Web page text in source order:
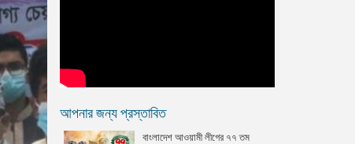
আপনার জন্য প্রস্তাবিত
বাংলাদেশ আওয়ামী লীগের ৭৭ তম